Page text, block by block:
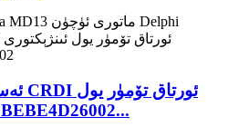
ئىنژېكتورى BEBE4D26002...